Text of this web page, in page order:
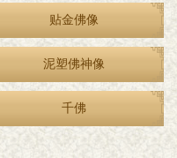
贴金佛像
泥塑佛神像
千佛